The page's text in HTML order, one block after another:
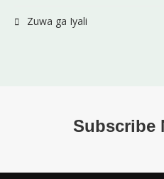
Zuwa ga Iyali
Subscribe